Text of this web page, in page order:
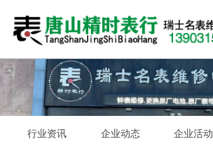
行业资讯 企业动态 企业活动